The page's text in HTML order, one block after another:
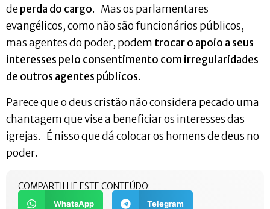
deperda do cargo. Mas os parlamentares
evangélicos, como não são funcionários públicos,
mas agentes do poder, podem trocar o apoio a seus
interesses pelo consentimento com irregularidades
de outros agentes públicos.
Parece que o deus cristão não considera pecado uma
chantagem que vise a beneficiar os interesses das
igrejas. É nisso que dá colocar os homens de deus no
poder.
COMPARTILHE ESTE CONTEÚDO:
WhatsApp Telegram